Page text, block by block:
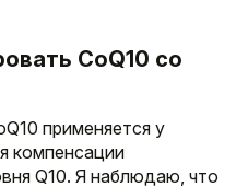
CoQ10 со
применяется у
компенсации
Q10. Я наблюдаю, что